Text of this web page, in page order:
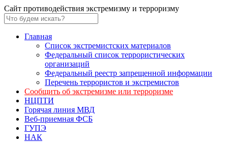
Сайт противодействия экстремизму и терроризму
Главная
Список экстремистских материалов
Федеральный список террористических
организаций
Федеральный реестр запрещенной информации
Перечень террористов и экстремистов
Сообщить об экстремизме или терроризме
НЦПТИ
Горячая линия МВД
Веб-приемная ФСБ
ГУПЭ
НАК